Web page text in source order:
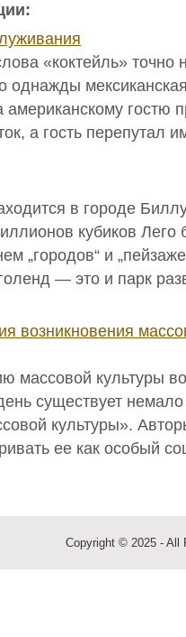
«коктейль» точно
однажды
гостю
а гость перепутал
в городе
кубиков
„городов“ и
— это и парк
возникновения
массовой культуры
существует
культуры».
ее как особый
Copyright © 2025 - All